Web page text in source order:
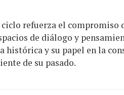
refuerza el compromiso
de diálogo y
histórica y su papel en la
de su pasado.